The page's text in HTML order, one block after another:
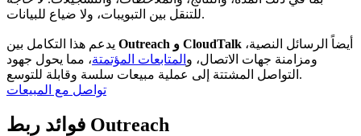
للتنقل بين التبويبات، ولا ضياع للبيانات.
Outreach و CloudTalk
ومزامنة جهات الاتصال، و المتابعات المؤتمتة، مما يحول جهود
التواصل المشتتة إلى عملية مبيعات سلسة وقابلة للتوسع.
تواصل مع المبيعات
فوائد ربط Outreach